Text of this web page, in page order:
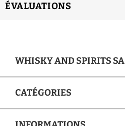
ÉVALUATIONS
WHISKY AND SPIRITS SA
CATÉGORIES